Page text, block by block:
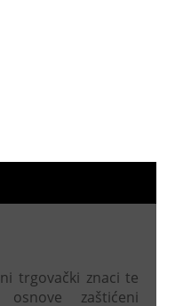
trgovački znaci te
zaštićeni